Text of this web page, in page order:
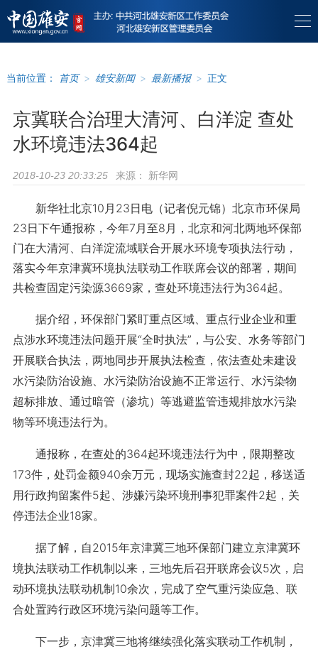
当前位置： 首页 > 雄安新闻 > 最新播报 > 正文
京冀联合治理大清河、白洋淀 查处
水环境违法364起
2018-10-23 20:33:25 来源： 新华网
新华社北京10月23日电（记者倪元锦）北京市环保局
23日下午通报称，今年7月至8月，北京和河北两地环保部
门在大清河、白洋淀流域联合开展水环境专项执法行动，
落实今年京津冀环境执法联动工作联席会议的部署，期间
共检查固定污染源3669家，查处环境违法行为364起。
据介绍，环保部门紧盯重点区域、重点行业企业和重
点涉水环境违法问题开展“全时执法”，与公安、水务等部门
开展联合执法，两地同步开展执法检查，依法查处未建设
水污染防治设施、水污染防治设施不正常运行、水污染物
超标排放、通过暗管（渗坑）等逃避监管违规排放水污染
物等环境违法行为。
通报称，在查处的364起环境违法行为中，限期整改
173件，处罚金额940余万元，现场实施查封22起，移送适
用行政拘留案件5起、涉嫌污染环境刑事犯罪案件2起，关
停违法企业18家。
据了解，自2015年京津冀三地环保部门建立京津冀环
境执法联动工作机制以来，三地先后召开联席会议5次，启
动环境执法联动机制10余次，完成了空气重污染应急、联
合处置跨行政区环境污染问题等工作。
下一步，京津冀三地将继续强化落实联动工作机制，